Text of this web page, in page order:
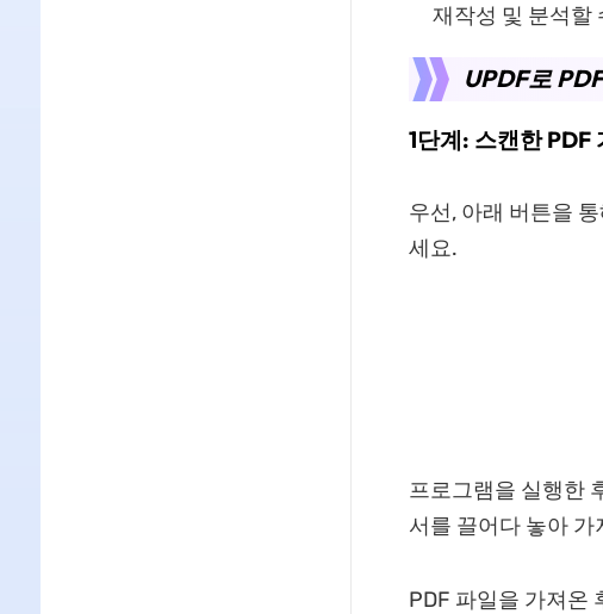
재작성 및 분석할
UPDF로
1단계: 스캔한 PDF
우선, 아래 버튼을
세요.
프로그램을 실행한
서를 끌어다 놓아 가
PDF 파일을 가져온